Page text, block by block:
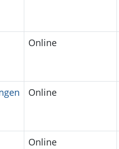
Online
Online
Online